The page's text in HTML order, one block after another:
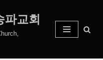
파교회